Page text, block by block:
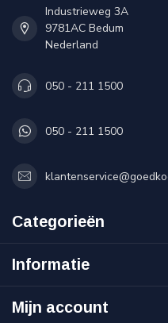
Industrieweg 3A
9781AC Bedum
Nederland
050 - 211 1500
050 - 211 1500
Categorieën
Informatie
Mijn account